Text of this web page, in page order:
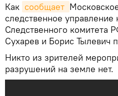
Как сообщает
следственное управление
Следственного комитета
Сухарев и Борис Тылевич
Никто из зрителей
разрушений на земле нет.